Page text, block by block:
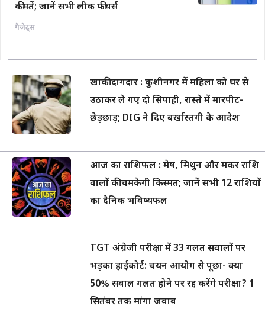
कीमतें; जानें सभी लीक फीचर्स
गैजेट्स
खाकी दागदार : कुशीनगर में महिला को घर से
उठाकर ले गए दो सिपाही, रास्ते में मारपीट-
छेड़छाड़; DIG ने दिए बर्खास्तगी के आदेश
आज का राशिफल : मेष, मिथुन और मकर राशि
वालों की चमकेगी किस्मत; जानें सभी 12 राशियों
का दैनिक भविष्यफल
TGT अंग्रेजी परीक्षा में 33 गलत सवालों पर
भड़का हाईकोर्ट: चयन आयोग से पूछा- क्या
50% सवाल गलत होने पर रद्द करेंगे परीक्षा? 1
सितंबर तक मांगा जवाब